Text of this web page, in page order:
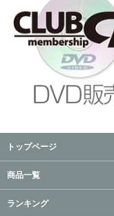
トップページ
商品一覧
ランキング